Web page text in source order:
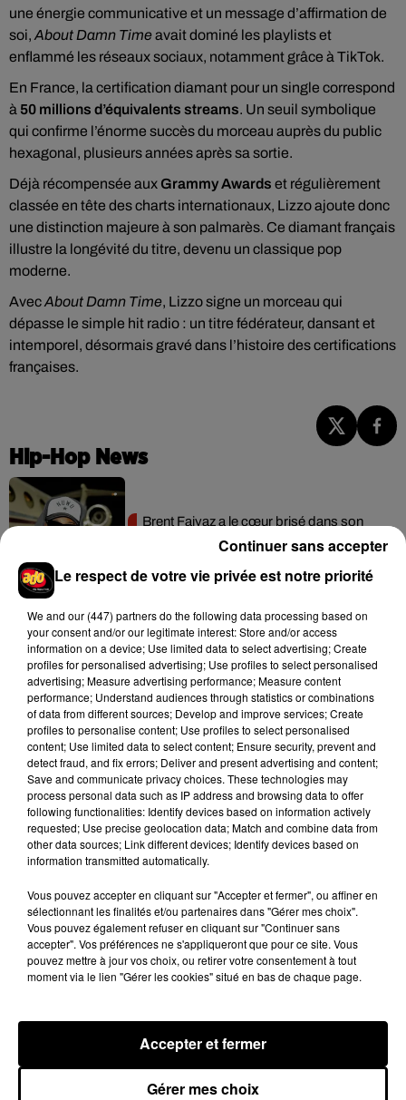
une énergie communicative et un message d’affirmation de
soi, About Damn Timeavait dominé les playlists et
enflammé les réseaux sociaux, notamment grâce à TikTok.
En France, la certification diamant pour un single correspond
à 50 millions d’équivalents streams. Un seuil symbolique
qui confirme l’énorme succès du morceau auprès du public
hexagonal, plusieurs années après sa sortie.
Déjà récompensée aux Grammy Awards et régulièrement
classée en tête des charts internationaux, Lizzo ajoute donc
une distinction majeure à son palmarès. Ce diamant français
illustre la longévité du titre, devenu un classique pop
moderne.
AvecAbout Damn Time, Lizzo signe un morceau qui
dépasse le simple hit radio : un titre fédérateur, dansant et
intemporel, désormais gravé dans l’histoire des certifications
françaises.
Hip-Hop News
Brent Faiyaz a le cœur brisé dans son
7 août 2026
Rihanna de retour en studio ? A$AP
Rocky relance l'espoir des fans
7 août 2026
Tayc et Didi B dévoilent le single le plus
dansant de l’année
6 août 2026
session live surprise
le père de Michael Jackson
Le respect de votre vie privée est notre priorité
We and our (447) partnersdo the following data processing based on
your consent and/or our legitimate interest: Store and/or access
information on a device; Use limited data to select advertising; Create
profiles for personalised advertising; Use profiles to select personalised
advertising; Measure advertising performance; Measure content
performance; Understand audiences through statistics or combinations
of data from different sources; Develop and improve services; Create
profiles to personalise content; Use profiles to select personalised
content; Use limited data to select content; Ensure security, prevent and
detect fraud, and fix errors; Deliver and present advertising and content;
Save and communicate privacy choices. These technologies may
process personal data such as IP address and browsing data to offer
following functionalities: Identify devices based on information actively
requested; Use precise geolocation data; Match and combine data from
other data sources; Link different devices; Identify devices based on
information transmitted automatically.
Vous pouvez accepter en cliquant sur "Accepter et fermer", ou affiner en
sélectionnant les finalités et/ou partenaires dans "Gérer mes choix".
Vous pouvez également refuser en cliquant sur "Continuer sans
accepter". Vos préférences ne s'appliqueront que pour ce site. Vous
pouvez mettre à jour vos choix, ou retirer votre consentement à tout
moment via le lien "Gérer les cookies" situé en bas de chaque page.
Gérer mes choix
Accepter et fermer
Continuer sans accepter